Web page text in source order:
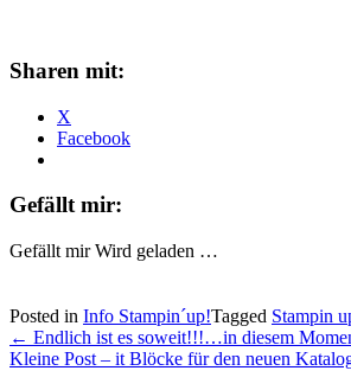
Sharen mit:
X
Facebook
Gefällt mir:
Gefällt mir Wird geladen …
Posted in Info Stampin´up!Tagged Stampin
Post
navigation
← Endlich ist es soweit!!!…in diesem
Kleine Post – it Blöcke für den neuen